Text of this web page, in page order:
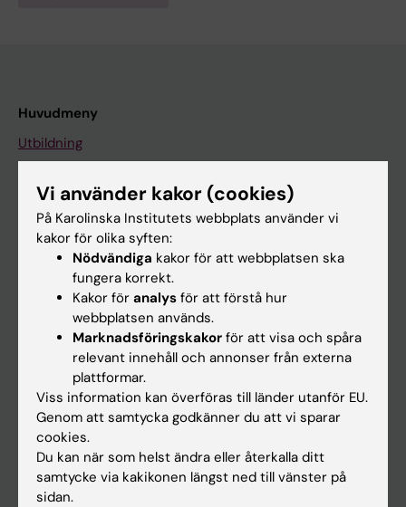
Huvudmeny
Utbildning
Forskning
Om KI
På gång
Kalender
Student
Ladok
Canvas
Schema
Vi använder kakor (cookies)
På Karolinska Institutets webbplats använder vi
kakor för olika syften:
Nödvändiga kakor för att webbplatsen ska
fungera korrekt.
Kakor för analys för att förstå hur
webbplatsen används.
Marknadsföringskakor för att visa och spåra
relevant innehåll och annonser från externa
plattformar.
Viss information kan överföras till länder utanför EU.
Genom att samtycka godkänner du att vi sparar
cookies.
Du kan när som helst ändra eller återkalla ditt
samtycke via kakikonen längst ned till vänster på
sidan.